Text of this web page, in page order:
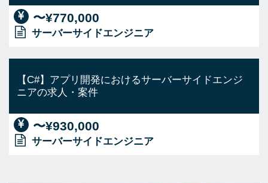
〜¥770,000
サーバーサイドエンジニア
【C#】アプリ開発におけるサーバーサイドエンジ
ニアの求人・案件
〜¥930,000
サーバーサイドエンジニア